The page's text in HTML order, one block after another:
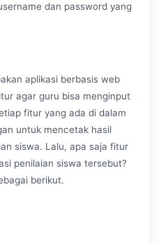
dan password yang
aplikasi berbasis web
agar guru bisa menginput
fitur yang ada di dalam
untuk mencetak hasil
siswa. Lalu, apa saja fitur
penilaian siswa tersebut?
berikut.